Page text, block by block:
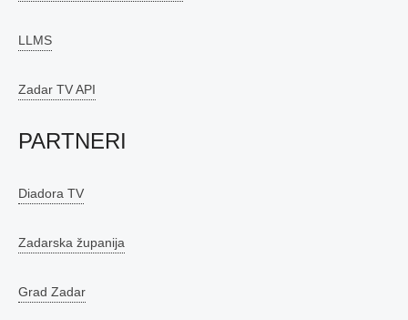
LLMS
Zadar TV API
PARTNERI
Diadora TV
Zadarska županija
Grad Zadar